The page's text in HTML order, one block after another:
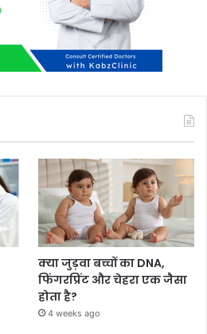
क्या जुड़वा बच्चों का DNA,
फिंगरप्रिंट और चेहरा एक जैसा
होता है?
4 weeks ago